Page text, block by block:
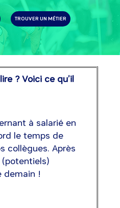
TROUVER UN MÉTIER
? Voici ce qu’il
à salarié en
le temps de
collègues. Après
demain !